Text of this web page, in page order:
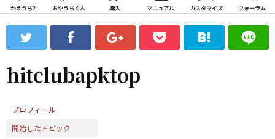
ス
ッ
プ
わ
フ
ォ
ム
かえうち2 おやうちくん 購入 マニュアル カスタマイズ フォーラム
hitclubapktop
プロフィール
開始したトピック